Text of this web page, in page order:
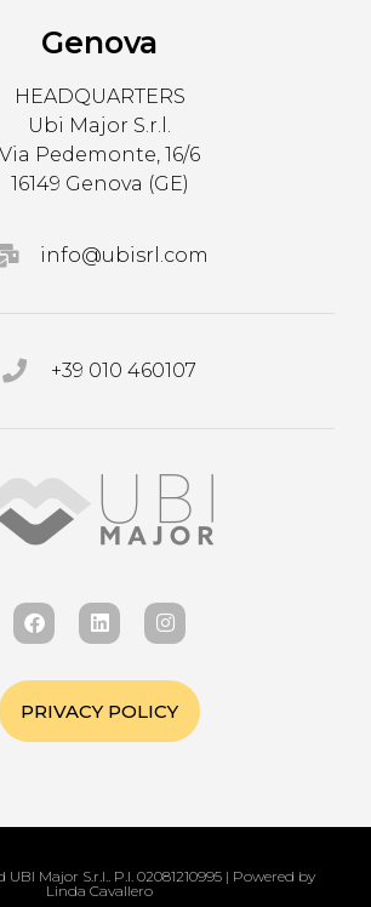
Genova
HEADQUARTERS
Ubi Major S.r.l.
Via Pedemonte, 16/6
16149 Genova (GE)
info@ubisrl.com
+39 010 460107
PRIVACY POLICY
Major S.r.l.. P.I. 02081210995 | Powered by
Linda Cavallero